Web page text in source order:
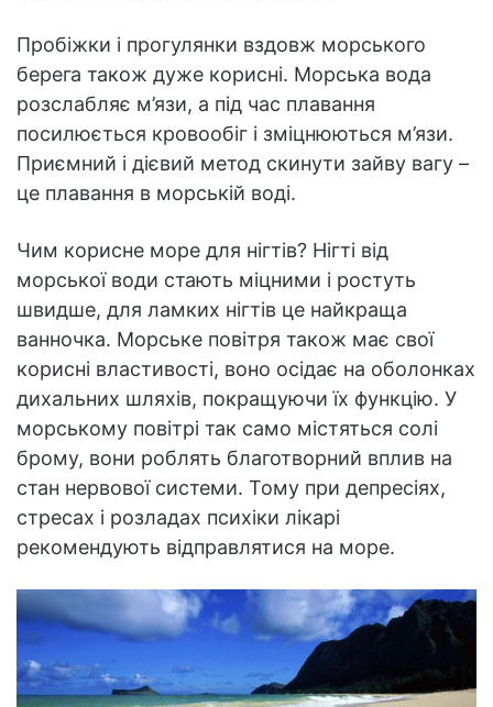
Пробіжки і прогулянки вздовж морського
берега також дуже корисні. Морська вода
розслабляє м’язи, а під час плавання
посилюється кровообіг і зміцнюються м’язи.
Приємний і дієвий метод скинути зайву вагу –
це плавання в морській воді.
Чим корисне море для нігтів? Нігті від
морської води стають міцними і ростуть
швидше, для ламких нігтів це найкраща
ванночка. Морське повітря також має свої
корисні властивості, воно осідає на оболонках
дихальних шляхів, покращуючи їх функцію. У
морському повітрі так само містяться солі
брому, вони роблять благотворний вплив на
стан нервової системи. Тому при депресіях,
стресах і розладах психіки лікарі
рекомендують відправлятися на море.